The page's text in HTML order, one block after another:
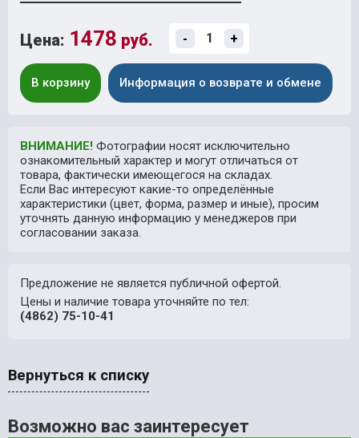
Цена: 1478 руб. - +
В корзину Информация о возврате и обмене
ВНИМАНИЕ! Фотографии носят исключительно
ознакомительный характер и могут отличаться от
товара, фактически имеющегося на складах.
Если Вас интересуют какие-то определённые
характеристики (цвет, форма, размер и иные), просим
уточнять данную информацию у менеджеров при
согласовании заказа.
Предложение не является публичной офертой.
Цены и наличие товара уточняйте по тел:
(4862) 75-10-41
Вернуться к списку
Возможно вас заинтересует